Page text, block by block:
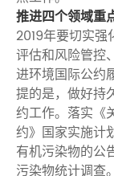
推进四个领域重
2019年要切实
评估和风险管控
进环境国际公约
提的是，做好持
约工作。落实《
约》国家实施计
有机污染物的公
污染物统计调查